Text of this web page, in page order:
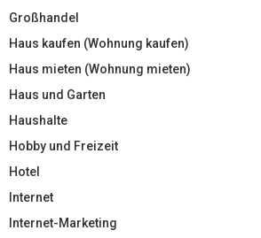
Großhandel
Haus kaufen (Wohnung kaufen)
Haus mieten (Wohnung mieten)
Haus und Garten
Haushalte
Hobby und Freizeit
Hotel
Internet
Internet-Marketing